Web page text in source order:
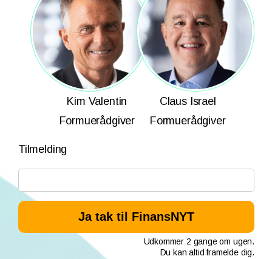
Kim Valentin
Formuerådgiver
Claus Israel
Formuerådgiver
Tilmelding
Udkommer 2 gange om ugen.
Du kan altid framelde dig.